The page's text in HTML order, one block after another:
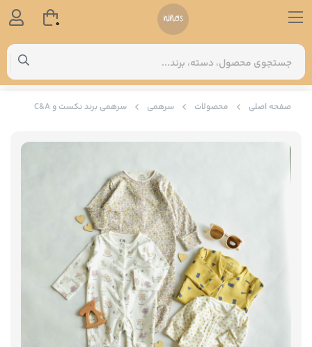
صفحه اصلی محصولات سرهمی سرهمی برند نکست و C&A
0